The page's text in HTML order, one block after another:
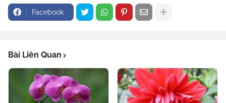
Facebook
Bài Liên Quan